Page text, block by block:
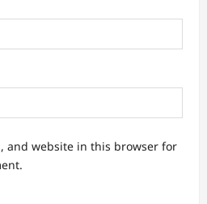
and website in this browser for